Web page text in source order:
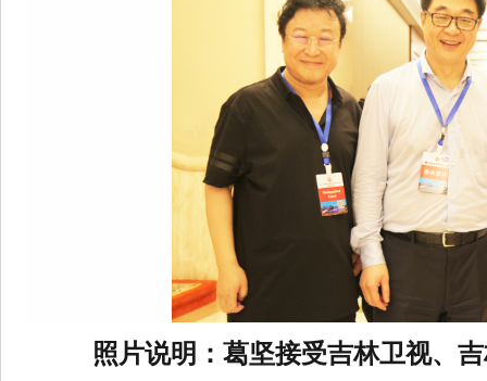
照片说明：葛坚接受吉林卫视、